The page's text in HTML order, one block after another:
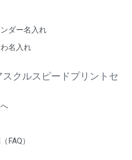
ンダー名入れ
わ名入れ
クルスピードプリントセ
FAQ）